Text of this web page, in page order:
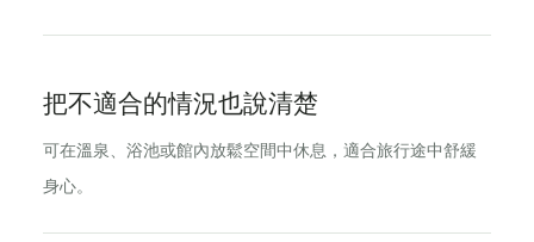
把不適合的情況也說清楚
可在溫泉、浴池或館內放鬆空間中休息，適合旅行途中舒緩
身心。